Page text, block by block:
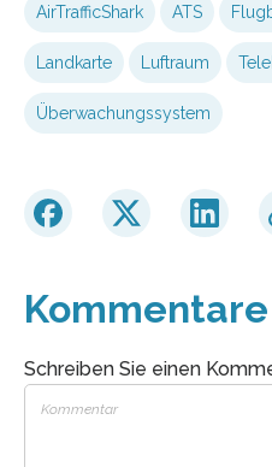
AirTrafficShark ATS
Landkarte Luftraum
Überwachungssystem
Schreiben Sie einen